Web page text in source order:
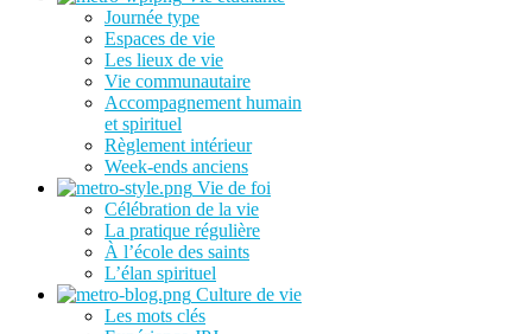
Journée type
Espaces de vie
Les lieux de vie
Vie communautaire
Accompagnement humain
et spirituel
Règlement intérieur
Week-ends anciens
Vie de foi
Célébration de la vie
La pratique régulière
À l’école des saints
L’élan spirituel
Culture de vie
Les mots clés